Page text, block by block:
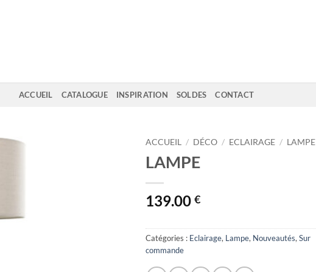
ACCUEIL CATALOGUE INSPIRATION SOLDES CONTACT
ACCUEIL / DÉCO / ECLAIRAGE / LAMPE
LAMPE
139.00 €
Catégories : Eclairage, Lampe, Nouveautés, Sur
commande